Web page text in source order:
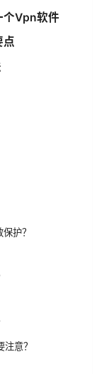
个Vpn软件
点
护？
意？